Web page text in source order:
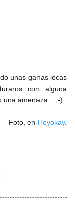
unas ganas locas
con alguna
una amenaza... ;-)
Foto, en Heyokay.